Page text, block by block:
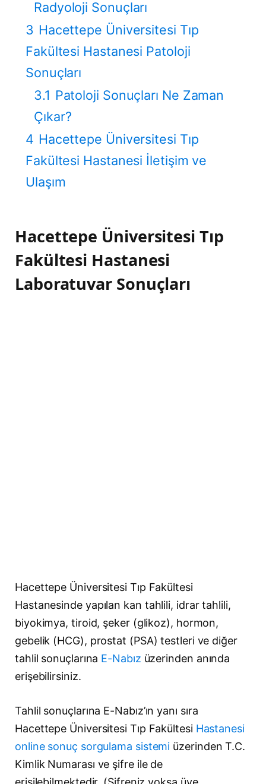
Radyoloji Sonuçları
3 Hacettepe Üniversitesi Tıp
Fakültesi Hastanesi Patoloji
Sonuçları
3.1 Patoloji Sonuçları Ne Zaman
Çıkar?
4 Hacettepe Üniversitesi Tıp
Fakültesi Hastanesi İletişim ve
Ulaşım
Hacettepe Üniversitesi Tıp
Fakültesi Hastanesi
Laboratuvar Sonuçları
Hacettepe Üniversitesi Tıp Fakültesi
Hastanesinde yapılan kan tahlili, idrar tahlili,
biyokimya, tiroid, şeker (glikoz), hormon,
gebelik (HCG), prostat (PSA) testleri ve diğer
tahlil sonuçlarına E-Nabız üzerinden anında
erişebilirsiniz.
Tahlil sonuçlarına E-Nabız’ın yanı sıra
Hacettepe Üniversitesi Tıp FakültesiHastanesi
online sonuç sorgulama sistemi üzerinden T.C.
Kimlik Numarası ve şifre ile de